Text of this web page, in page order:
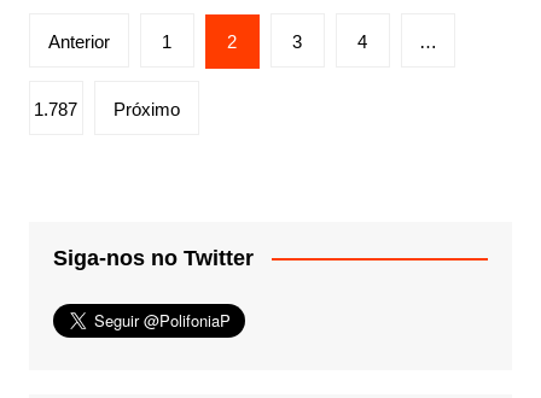
Paginação
posts
Anterior 1 2 3 4 …
1.787 Próximo
Siga-nos no Twitter